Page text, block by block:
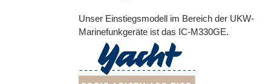
Unser Einstiegsmodell im Bereich der UKW-
Marinefunkgeräte ist das IC-M330GE.